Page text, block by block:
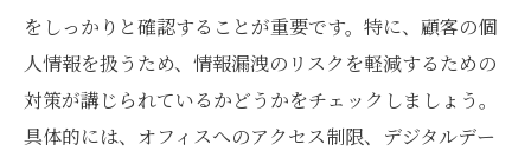
をしっかりと確認することが重要です。特に、顧客の個
人情報を扱うため、情報漏洩のリスクを軽減するための
対策が講じられているかどうかをチェックしましょう。
具体的には、オフィスへのアクセス制限、デジタルデー